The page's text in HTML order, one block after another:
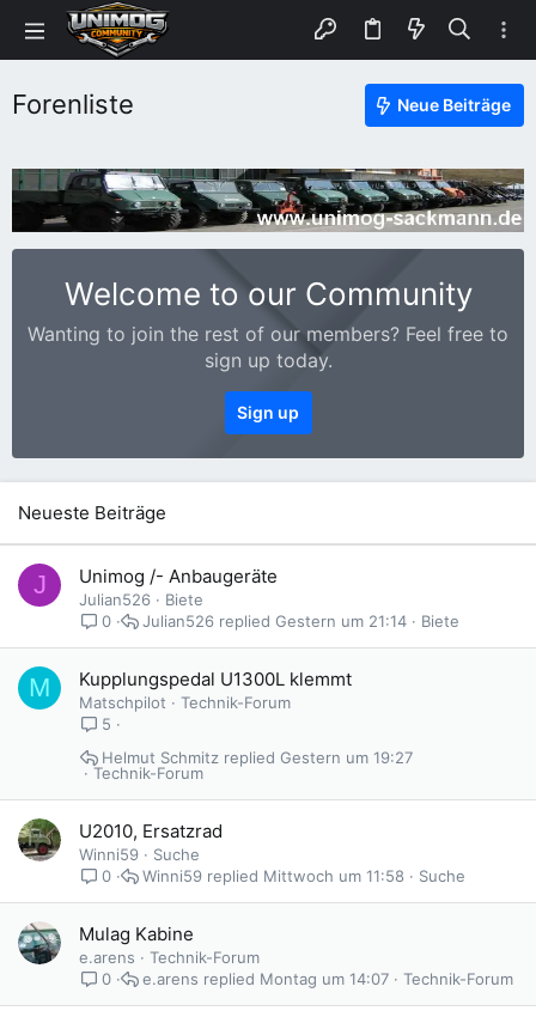
Forenliste Neue Beiträge
Welcome to our Community
Wanting to join the rest of our members? Feel free to
sign up today.
Sign up
Neueste Beiträge
J Unimog /- Anbaugeräte
Julian526
Biete
0
Biete
Gestern um 21:14
Julian526
M Kupplungspedal U1300L klemmt
Matschpilot
Technik-Forum
5
Technik-Forum
Gestern um 19:27
Helmut Schmitz
U2010, Ersatzrad
Winni59
Suche
0
Suche
Mittwoch um 11:58
Winni59
Mulag Kabine
e.arens
Technik-Forum
0
Technik-Forum
Montag um 14:07
e.arens